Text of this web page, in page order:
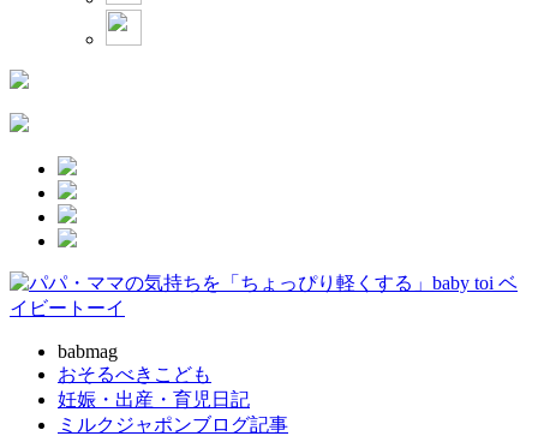
babmag
おそるべきこども
妊娠・出産・育児日記
ミルクジャポンブログ記事